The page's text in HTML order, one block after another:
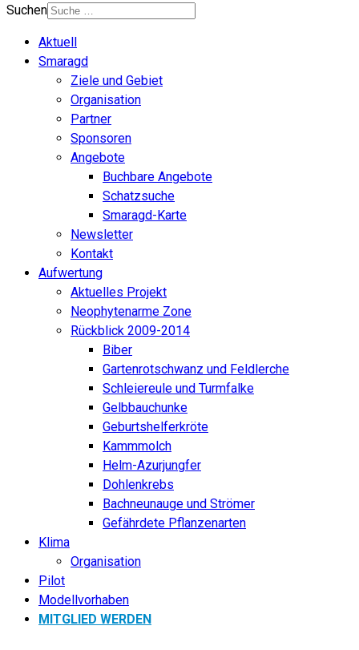
Suchen
Aktuell
Smaragd
Ziele und Gebiet
Organisation
Partner
Sponsoren
Angebote
Buchbare Angebote
Schatzsuche
Smaragd-Karte
Newsletter
Kontakt
Aufwertung
Aktuelles Projekt
Neophytenarme Zone
Rückblick 2009-2014
Biber
Gartenrotschwanz und Feldlerche
Schleiereule und Turmfalke
Gelbbauchunke
Geburtshelferkröte
Kammmolch
Helm-Azurjungfer
Dohlenkrebs
Bachneunauge und Strömer
Gefährdete Pflanzenarten
Klima
Organisation
Pilot
Modellvorhaben
MITGLIED WERDEN